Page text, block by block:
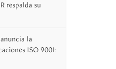
respalda su
la
ISO 9001: